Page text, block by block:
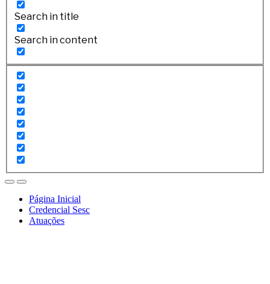
Search in title
Search in content
Página Inicial
Credencial Sesc
Atuações